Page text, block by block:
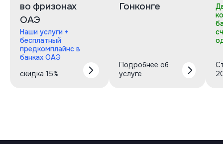
во фризонах
ОАЭ
Наши услуги +
бесплатный
предкомплайнс в
банках ОАЭ
скидка 15%
Гонконге
Подробнее об
услуге